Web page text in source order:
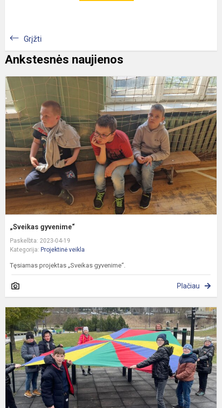
Grįžti
Ankstesnės naujienos
„Sveikas gyvenime“
Paskelbta: 2023-04-19
Kategorija: Projektinė veikla
Tęsiamas projektas „Sveikas gyvenime“.
Plačiau